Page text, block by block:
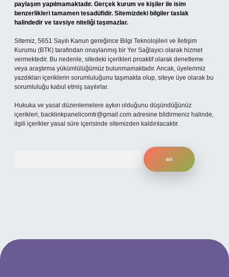
paylaşım yapılmamaktadır. Gerçek kurum ve kişiler ile isim
benzerlikleri tamamen tesadüfidir. Sitemizdeki bilgiler taslak
halindedir ve tavsiye niteliği taşımazlar.
Sitemiz, 5651 Sayılı Kanun gereğince Bilgi Teknolojileri ve İletişim
Kurumu (BTK) tarafından onaylanmış bir Yer Sağlayıcı olarak hizmet
vermektedir. Bu nedenle, sitedeki içerikleri proaktif olarak denetleme
veya araştırma yükümlülüğümüz bulunmamaktadır. Ancak, üyelerimiz
yazdıkları içeriklerin sorumluluğunu taşımakta olup, siteye üye olarak bu
sorumluluğu kabul etmiş sayılırlar.
Hukuka ve yasal düzenlemelere aykırı olduğunu düşündüğünüz
içerikleri, backlinkpanelicomtr@gmail.com adresine bildirmeniz halinde,
ilgili içerikler yasal süre içerisinde sitemizden kaldırılacaktır.